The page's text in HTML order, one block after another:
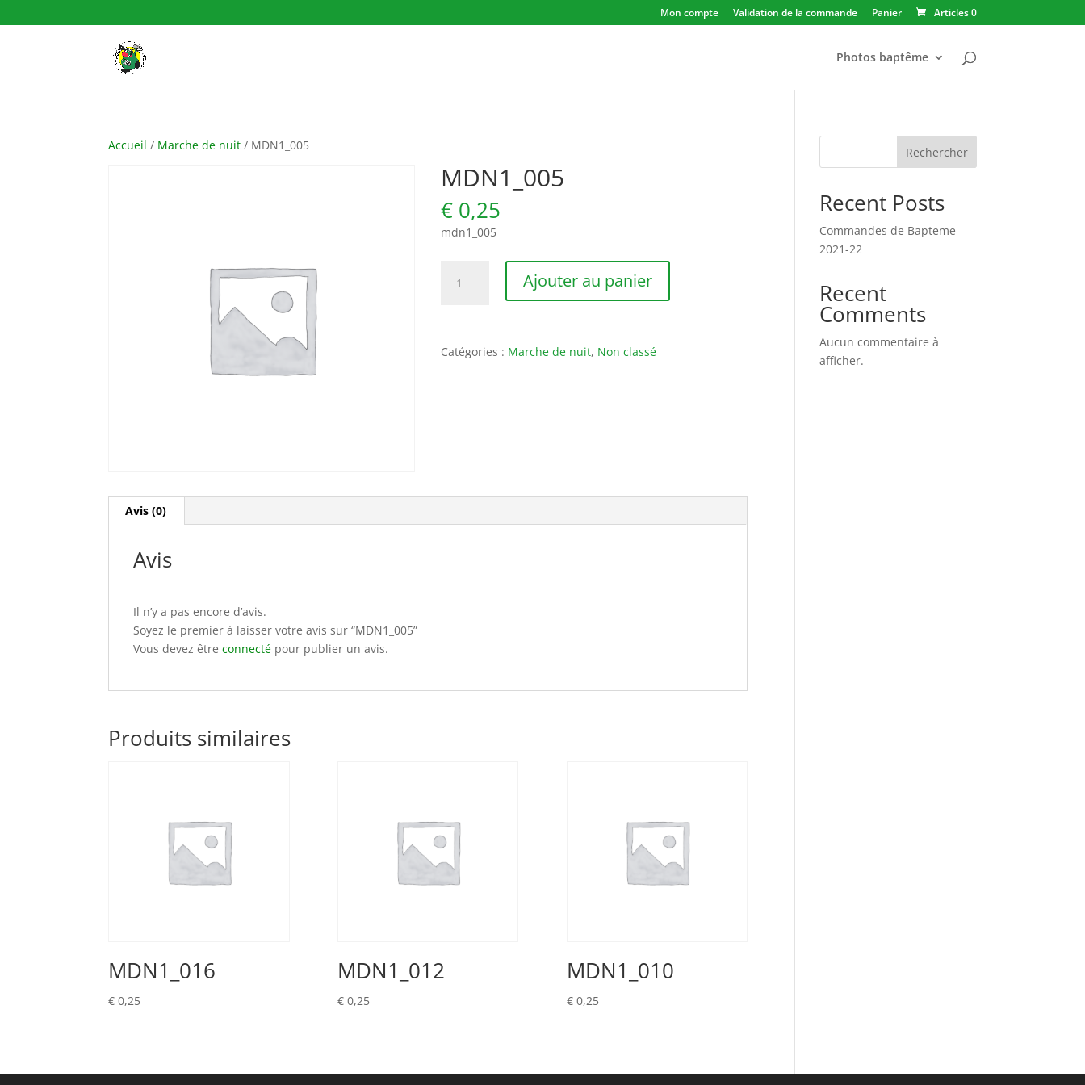
Mon compte Validation de la commande Panier Articles 0
Photos baptême
Accueil / Marche de nuit / MDN1_005
MDN1_005
€ 0,25
mdn1_005
Ajouter au panier
Catégories : Marche de nuit, Non classé
Avis (0)
Avis
Il n’y a pas encore d’avis.
Soyez le premier à laisser votre avis sur “MDN1_005”
Vous devez êtreconnecté pour publier un avis.
Produits similaires
MDN1_016
€ 0,25
MDN1_012
€0,25
MDN1_010
€0,25
Rechercher
Recent Posts
Commandes de Bapteme
2021-22
Recent
Comments
Aucun commentaire à
afficher.